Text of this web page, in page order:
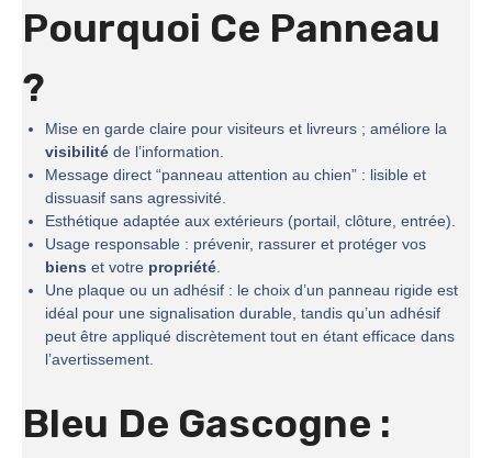
Pourquoi Ce Panneau
?
Mise en garde claire pour visiteurs et livreurs ; améliore la
visibilité de l’information.
Message direct “panneau attention au chien” : lisible et
dissuasif sans agressivité.
Esthétique adaptée aux extérieurs (portail, clôture, entrée).
Usage responsable : prévenir, rassurer et protéger vos
biens et votre propriété.
Une plaque ou un adhésif : le choix d’un panneau rigide est
idéal pour une signalisation durable, tandis qu’un adhésif
peut être appliqué discrètement tout en étant efficace dans
l’avertissement.
Bleu De Gascogne :